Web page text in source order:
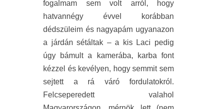
fogalmam sem volt arról, hogy
hatvannégy évvel korábban
dédszüleim és nagyapám ugyanazon
a járdán sétáltak – a kis Laci pedig
úgy bámult a kamerába, karba font
kézzel és kevélyen, hogy semmit sem
sejtett a rá váró fordulatokról.
Felcseperedett valahol